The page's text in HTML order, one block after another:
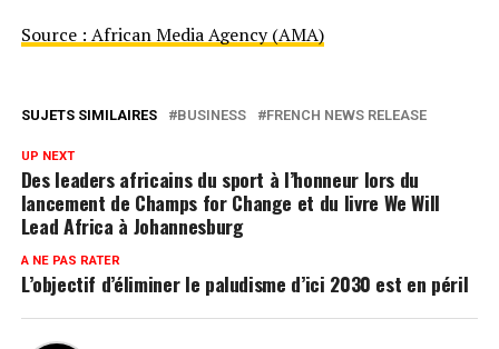
Source : African Media Agency (AMA)
SUJETS SIMILAIRES BUSINESS FRENCH NEWS RELEASE
UP NEXT
Des leaders africains du sport à l’honneur lors du
lancement de Champs for Change et du livre We Will
Lead Africa à Johannesburg
A NE PAS RATER
L’objectif d’éliminer le paludisme d’ici 2030 est en péril